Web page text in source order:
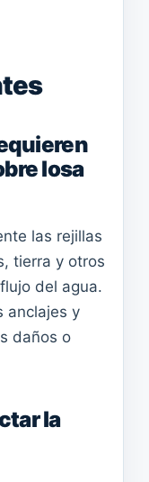
losa
las rejillas
tierra y otros
del agua.
anclajes y
daños o
la